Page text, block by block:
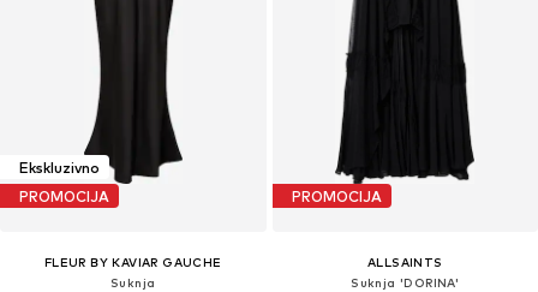
Ekskluzivno
PROMOCIJA
FLEUR BY KAVIAR GAUCHE
Suknja
PROMOCIJA
ALLSAINTS
Suknja 'DORINA'